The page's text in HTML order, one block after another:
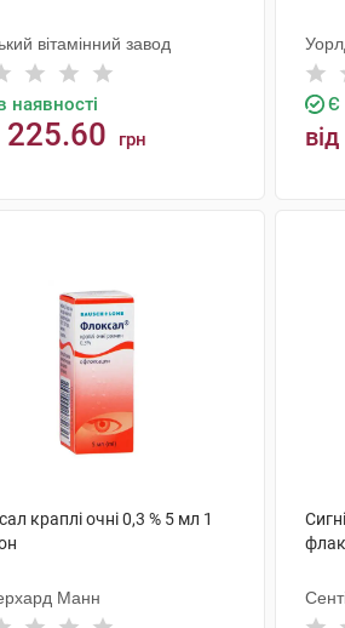
вітамінний завод
наявності
225.60 грн
Є
від
краплі очні 0,3 % 5 мл 1
Манн